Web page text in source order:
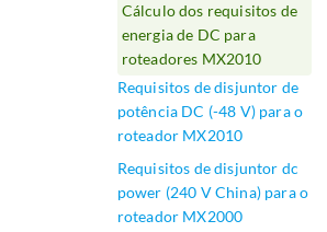
Cálculo dos requisitos de
energia de DC para
roteadores MX2010
Requisitos de disjuntor de
potência DC (-48 V) para o
roteador MX2010
Requisitos de disjuntor dc
power (240 V China) para o
roteador MX2000